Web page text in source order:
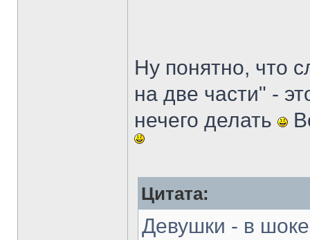
Ну понятно, что
на две части" -
нечего делать
Цитата:
Девушки - в